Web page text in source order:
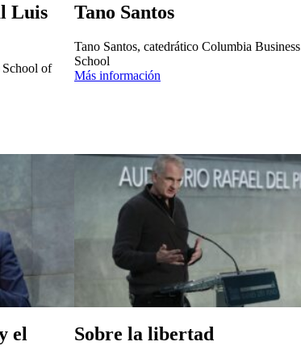
Luis
of
Tano Santos
Tano Santos, catedrático Columbia Business
School
Más información
el
Sobre la libertad